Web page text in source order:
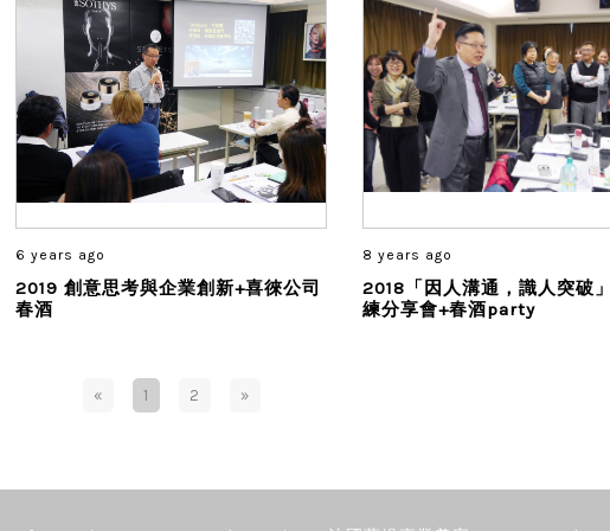
6 years ago
2019 創意思考與企業創新+喜徠公司
春酒
8 years ago
2018「因人溝通，識人突破
練分享會+春酒party
« 1 2 »